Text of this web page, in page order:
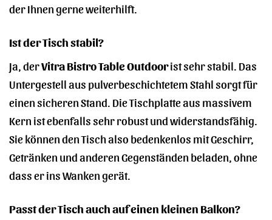
der Ihnen gerne weiterhilft.
Ist der Tisch stabil?
Ja, derVitra Bistro Table Outdoorist sehr stabil. Das
Untergestell aus pulverbeschichtetem Stahl sorgt für
einen sicheren Stand. Die Tischplatte aus massivem
Kern ist ebenfalls sehr robust und widerstandsfähig.
Sie können den Tisch also bedenkenlos mit Geschirr,
Getränken und anderen Gegenständen beladen, ohne
dass er ins Wanken gerät.
Passt der Tisch auch auf einen kleinen Balkon?